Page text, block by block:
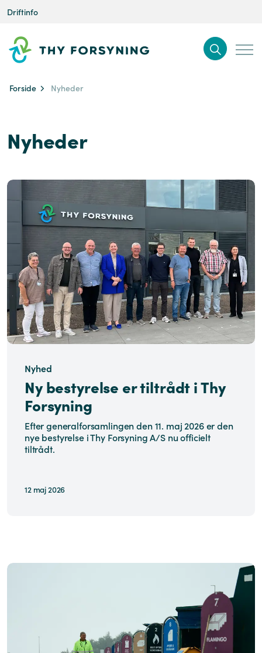
Driftinfo
Forside Nyheder
Nyheder
Nyhed
Ny bestyrelse er tiltrådt i Thy
Forsyning
Efter generalforsamlingen den 11. maj 2026 er den
nye bestyrelse i Thy Forsyning A/S nu officielt
tiltrådt.
12 maj 2026